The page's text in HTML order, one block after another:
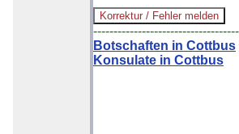
Botschaften in Cottbus
Konsulate in Cottbus